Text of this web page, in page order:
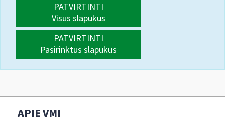
PATVIRTINTI
Visus slapukus
PATVIRTINTI
Pasirinktus slapukus
APIE VMI